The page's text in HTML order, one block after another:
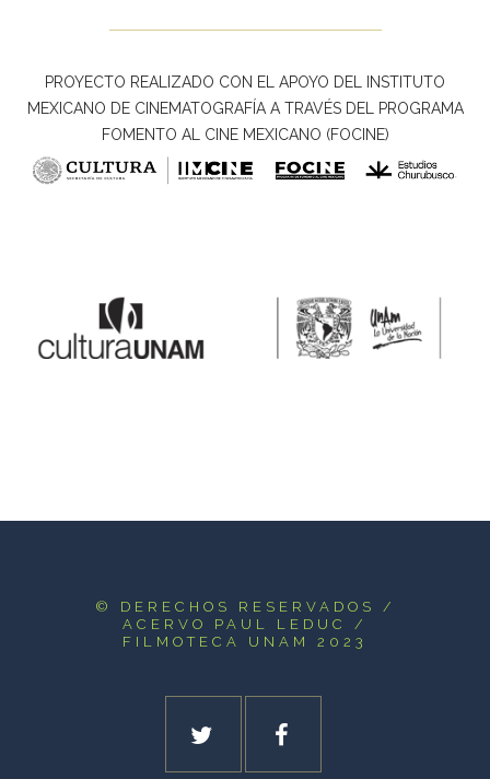
PROYECTO REALIZADO CON EL APOYO DEL INSTITUTO
MEXICANO DE CINEMATOGRAFÍA A TRAVÉS DEL PROGRAMA
FOMENTO AL CINE MEXICANO (FOCINE)
© DERECHOS RESERVADOS
/
ACERVO PAUL LEDUC /
FILMOTECA UNAM 2023